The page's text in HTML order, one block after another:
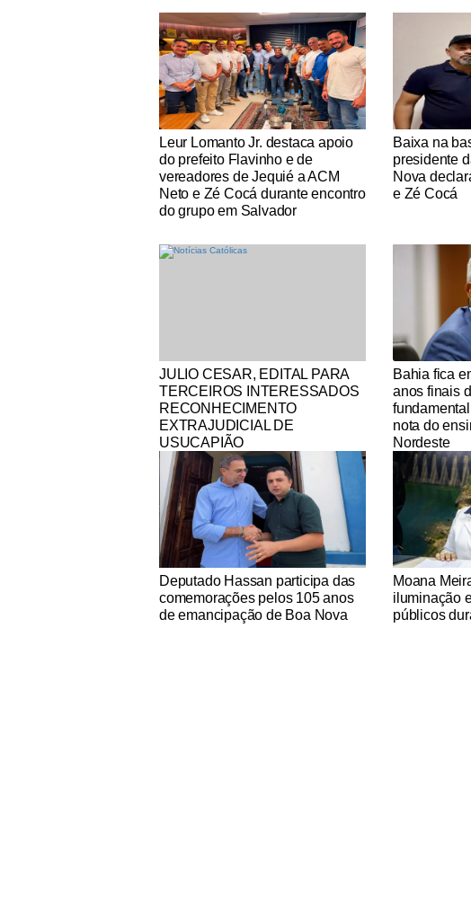
Notícias Católicas
Leur Lomanto Jr. destaca apoio
do prefeito Flavinho e de
vereadores de Jequié a ACM
Neto e Zé Cocá durante encontro
do grupo em Salvador
Notícias Católicas
Baixa na
presidente
Nova
e Zé Cocá
Notícias Católicas
JULIO CESAR, EDITAL PARA
TERCEIROS INTERESSADOS
RECONHECIMENTO
EXTRAJUDICIAL DE
USUCAPIÃO
Notícias Católicas
Bahia fica
anos finais
nota do
Nordeste
Notícias Católicas
Deputado Hassan participa das
comemorações pelos 105 anos
de emancipação de Boa Nova
Notícias Católicas
Moana
iluminação
públicos